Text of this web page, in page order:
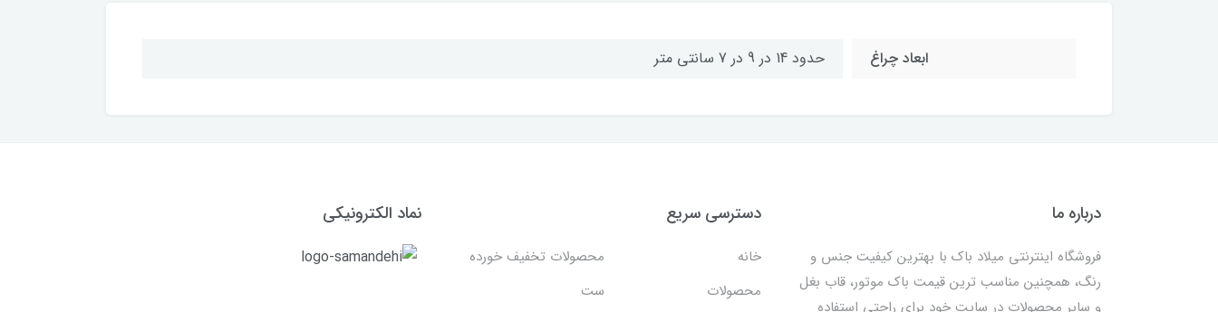
ابعاد چراغ حدود 14 در 9 در 7 سانتی متر
درباره ما
فروشگاه اینترنتی میلاد باک با بهترین کیفیت جنس و
رنگ، همچنین مناسب ترین قیمت باک موتور، قاب بغل
و سایر محصولات در سایت خود برای راحتی استفاده
دسترسی سریع
خانه
محصولات تخفیف خورده
محصولات
ست
نماد الکترونیکی